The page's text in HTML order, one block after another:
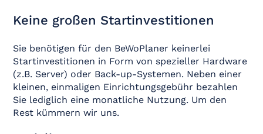
Keine großen Startinvestitionen
Sie benötigen für den BeWoPlaner keinerlei
Startinvestitionen in Form von spezieller Hardware
(z.B. Server) oder Back-up-Systemen. Neben einer
kleinen, einmaligen Einrichtungsgebühr bezahlen
Sie lediglich eine monatliche Nutzung. Um den
Rest kümmern wir uns.